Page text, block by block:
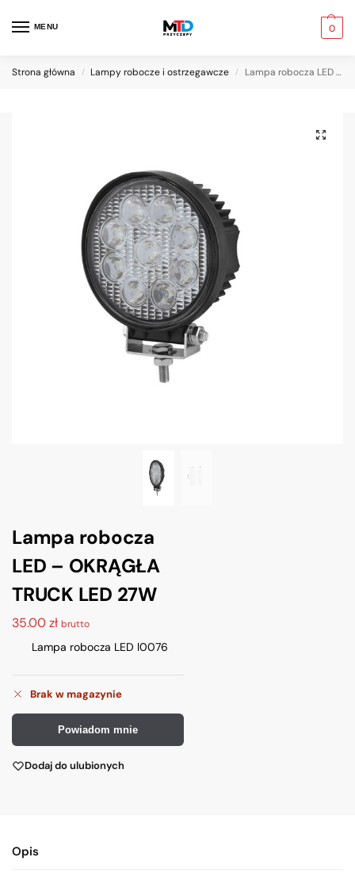
MENU 0
Strona główna / Lampy robocze i ostrzegawcze / Lampa robocza LED – OKRĄGŁA TRUCK LED 27W
Lampa robocza
LED – OKRĄGŁA
TRUCK LED 27W
35.00zł brutto
Lampa robocza LED l0076
Brak w magazynie
Powiadom mnie
Dodaj do ulubionych
Opis